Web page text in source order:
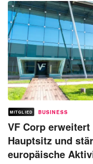
MITGLIED BUSINESS
VF Corp
Hauptsitz und
europäische